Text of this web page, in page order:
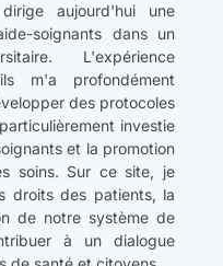
aujourd'hui une
soignants dans un
L'expérience
m'a profondément
des protocoles
investie
et la promotion
soins. Sur ce site, je
droits des patients, la
de notre système de
à un dialogue